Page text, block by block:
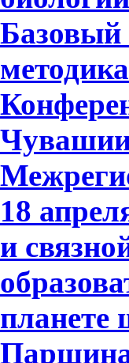
Базовый
18
и